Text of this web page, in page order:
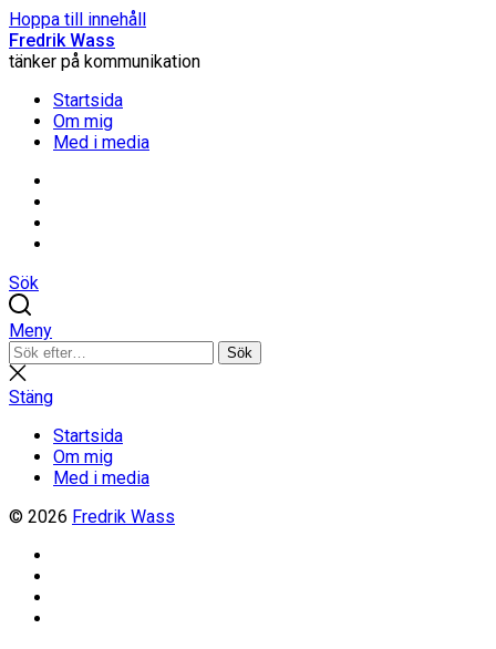
Hoppa till innehåll
Fredrik Wass
tänker på kommunikation
Startsida
Om mig
Med i media
Sök
Meny
Sök
efter:
Sök
Stäng
sökning
Stäng
Startsida
Om mig
Med i media
© 2026 Fredrik Wass